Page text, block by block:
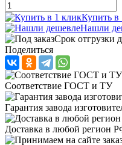
Купить в
Нашли
Срок отгрузки
Поделиться
Соответствие ГОСТ и ТУ
Гарантия завода
Доставка в любой регион